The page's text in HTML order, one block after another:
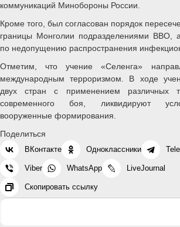
коммуникаций Минобороны России.
Кроме того, был согласован порядок
границы Монголии подразделениями ВВО,
по недопущению распространения
Отметим, что учение «Селенга»
международным терроризмом. В ходе
двух стран с применением различных
современного боя, ликвидируют
вооруженные формирования.
Поделиться
ВКонтакте Одноклассники
Viber WhatsApp LiveJournal
Скопировать ссылку